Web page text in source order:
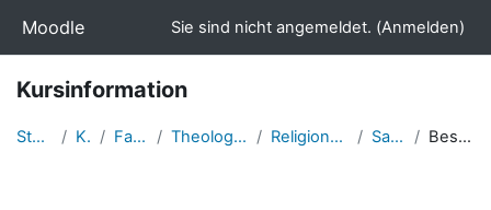
Moodle Sie sind nicht angemeldet. (Anmelden)
Kursinformation
Startseite Kurse Fakultäten Theologische Fakultät Religionswissenschaft Salafismus Beschreibung